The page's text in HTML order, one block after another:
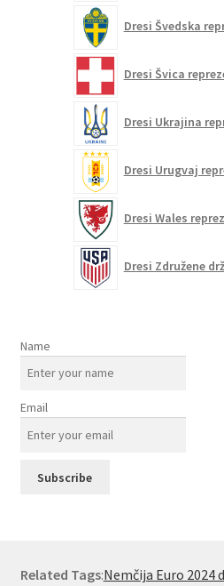
Dresi Švedska
Dresi Švica
Dresi Ukrajina
Dresi Urugvaj
Dresi Wales
Dresi Združene
Name
Email
Related Tags:Nemčija Euro 2024